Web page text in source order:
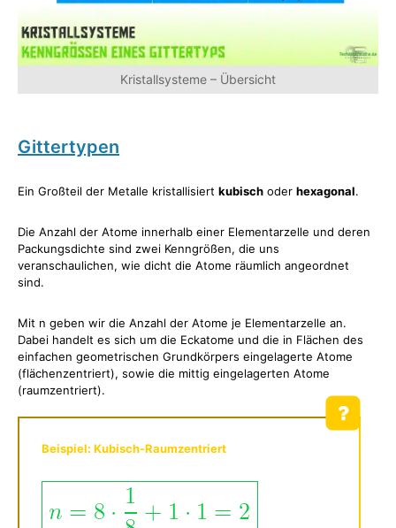
Kristallsysteme – Übersicht
Gittertypen
Ein Großteil der Metalle kristallisiert kubisch oder hexagonal.
Die Anzahl der Atome innerhalb einer Elementarzelle und deren
Packungsdichte sind zwei Kenngrößen, die uns
veranschaulichen, wie dicht die Atome räumlich angeordnet
sind.
Mit n geben wir die Anzahl der Atome je Elementarzelle an.
Dabei handelt es sich um die Eckatome und die in Flächen des
einfachen geometrischen Grundkörpers eingelagerte Atome
(flächenzentriert), sowie die mittig eingelagerten Atome
(raumzentriert).
Beispiel: Kubisch-Raumzentriert